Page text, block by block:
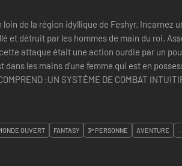
loin de la région idyllique de Feshyr. Incarnez
et détruit par les hommes de main du roi.
attaque était une action ourdie par un
dans les mains d'une femme qui est en
:UN SYSTÈME DE COMBAT
OUVERT FANTASY 3ᵉ PERSONNE AVENTURE ...